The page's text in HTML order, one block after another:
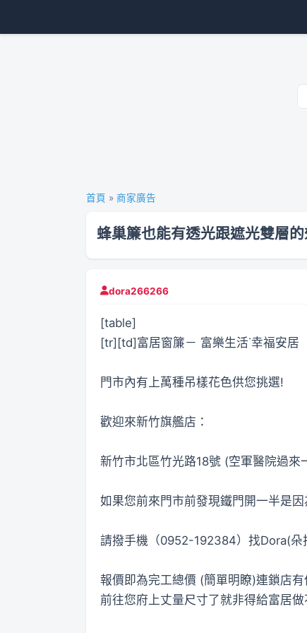
首頁 » 商家廣告
蜂巢簾也能有透光跟遮光雙層的
dora266266
[table]
[tr][td]富居窗簾－ 富樂生活˙幸福安居
門市內有上萬種吊樣花色供您挑選!
歡迎來新竹旗艦店：
新竹市北區竹光路18號 (空軍醫院過
如果您前來門市前發現鐵門開一半是
請撥手機（0952-192384）找Dora(朵
報價即為完工總價 (簡單明瞭)連鎖店
前往您府上丈量尺寸了就非得給富居